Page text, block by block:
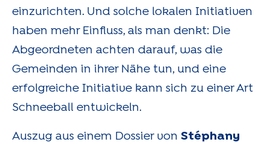
einzurichten. Und solche lokalen Initiativen
haben mehr Einfluss, als man denkt: Die
Abgeordneten achten darauf, was die
Gemeinden in ihrer Nähe tun, und eine
erfolgreiche Initiative kann sich zu einer Art
Schneeball entwickeln.
Auszug aus einem Dossier von Stéphany